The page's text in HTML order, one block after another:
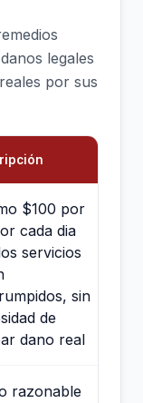
legales
por sus
$100 por
cada dia
servicios
sin
de
dano real
razonable